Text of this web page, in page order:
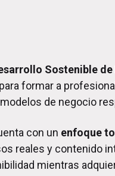
Sostenible de
formar a
de negocio
con un enfoque
reales y contenido
mientras